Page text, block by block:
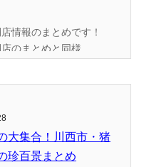
情報のまとめです！
のまとめと同様...
大集合！川西市・猪
珍百景まとめ